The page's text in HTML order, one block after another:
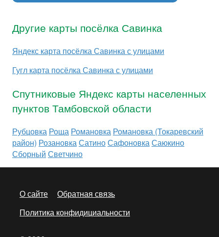
Другие карты посёлка Савинка
Яндекс карта посёлка Савинка с улицами
Гугл карта посёлка Савинка с улицами
Спутниковые Яндекс карты населенных
пунктов Тамбовской области
Рубцовка Роща Романовка Романовка (Токаревский
район) Розановка СатиноСафоновка Саюкино
Сборный Светчино
О сайте
Обратная связь
Политика конфидициальности